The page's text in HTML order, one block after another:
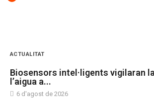
ACTUALITAT
Biosensors intel·ligents vigilaran
l’aigua a...
6 d'agost de 2026